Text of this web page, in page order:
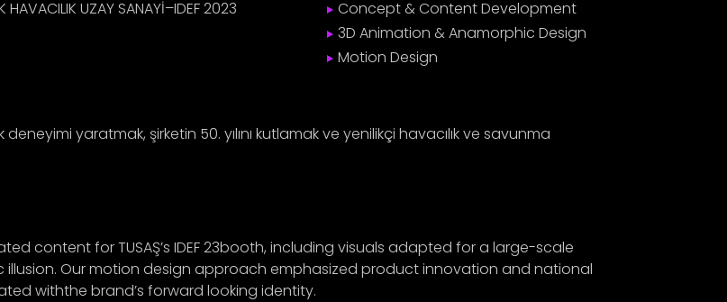
HAVACILIK UZAY SANAYİ–IDEF 2023
Concept & Content Development
3D Animation & Anamorphic Design
Motion Design
deneyimi yaratmak, şirketin 50. yılını kutlamak ve yenilikçi havacılık ve savunma
content for TUSAŞ’s IDEF 23booth, including visuals adapted for a large-scale
illusion. Our motion design approach emphasized product innovation and national
withthe brand’s forward looking identity.